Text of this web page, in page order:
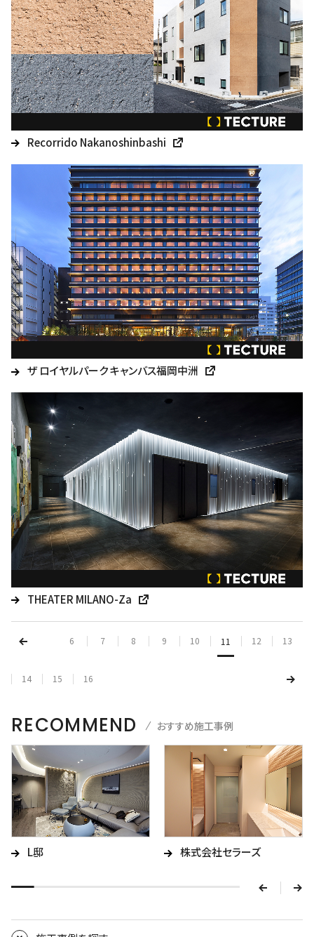
Recorrido Nakanoshinbashi
ザ ロイヤルパーク キャンバス福岡中洲
THEATER MILANO-Za
6 7 8 9 10 11 12 13
14 15 16
RECOMMEND おすすめ施工事例
L邸 株式会社セラーズ
p
e
v
n